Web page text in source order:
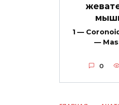
1 —
—
0